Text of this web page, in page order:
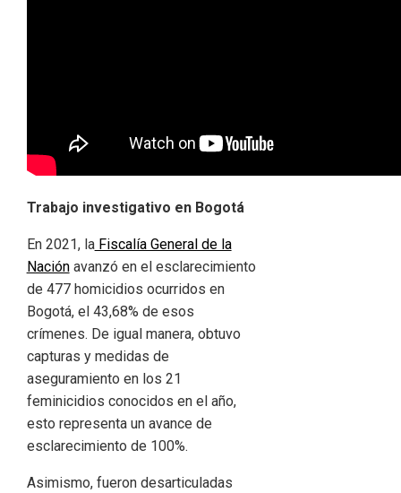
Trabajo investigativo en Bogotá
En 2021, laFiscalía General de la
Naciónavanzó en el esclarecimiento
de 477 homicidios ocurridos en
Bogotá, el 43,68% de esos
crímenes. De igual manera, obtuvo
capturas y medidas de
aseguramiento en los 21
feminicidios conocidos en el año,
esto representa un avance de
esclarecimiento de 100%.
Asimismo, fueron desarticuladas